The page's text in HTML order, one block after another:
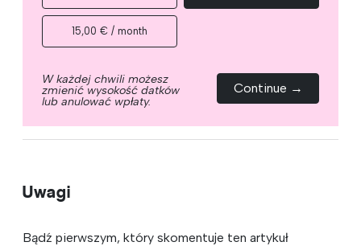
15,00 € / month
W każdej chwili możesz
zmienić wysokość datków
lub anulować wpłaty.
Continue →
Uwagi
Bądź pierwszym, który skomentuje ten artykuł